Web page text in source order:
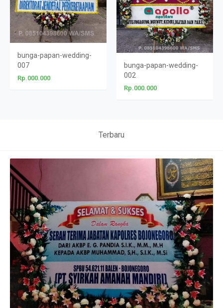
bunga-papan-wedding-
007
Rp.000.000
bunga-papan-wedding-
002
Rp.000.000
Terbaru